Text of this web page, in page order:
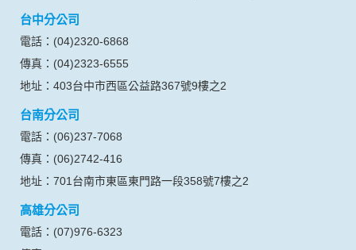
台中分公司
電話：(04)2320-6868
傳真：(04)2323-6555
地址：403台中市西區公益路367號9樓之2
台南分公司
電話：(06)237-7068
傳真：(06)2742-416
地址：701台南市東區東門路一段358號7樓之2
高雄分公司
電話：(07)976-6323